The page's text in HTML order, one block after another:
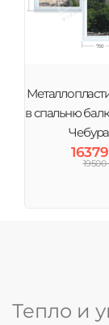
в спальню
19500
Тепло и